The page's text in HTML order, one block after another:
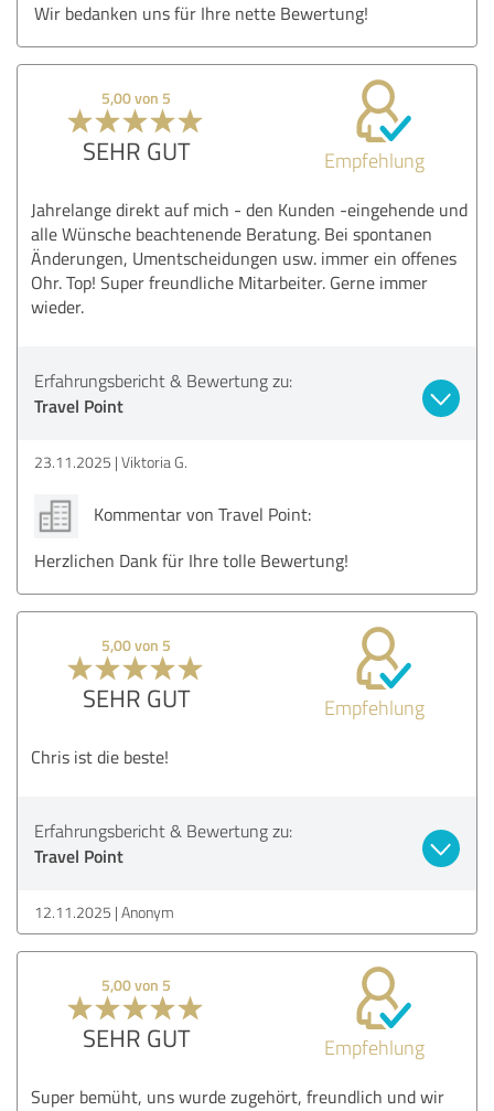
Wir bedanken uns für Ihre nette Bewertung!
5,00 von 5
SEHR GUT Empfehlung
Jahrelange direkt auf mich - den Kunden -eingehende und
alle Wünsche beachtenende Beratung. Bei spontanen
Änderungen, Umentscheidungen usw. immer ein offenes
Ohr. Top! Super freundliche Mitarbeiter. Gerne immer
wieder.
Erfahrungsbericht & Bewertung zu:
Travel Point
23.11.2025 Viktoria G.
Kommentar von Travel Point:
Herzlichen Dank für Ihre tolle Bewertung!
5,00 von 5
SEHR GUT Empfehlung
Chris ist die beste!
Erfahrungsbericht & Bewertung zu:
Travel Point
12.11.2025 Anonym
5,00 von 5
SEHR GUT Empfehlung
Super bemüht, uns wurde zugehört, freundlich und wir